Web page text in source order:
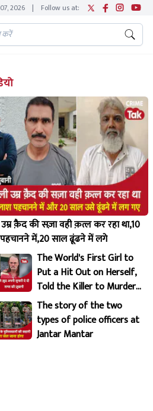
2026 | Follow us at:
क़ैद की सज़ा वही क़त्ल कर रहा था,10
में,20 साल ढूंढने में लगे
The World's First Girl to
Put a Hit Out on Herself,
Told the Killer to Murder
Her Brutally
The story of the two
types of police officers at
Jantar Mantar